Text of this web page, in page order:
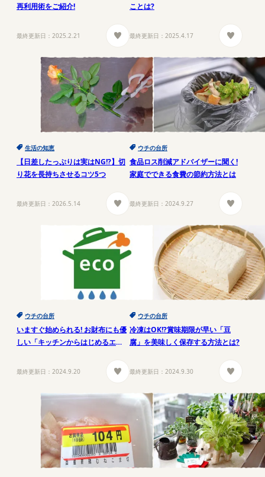
再利用術をご紹介!
最終更新日： 2025.2.21
ことは?
最終更新日： 2025.4.17
生活の知恵
【日差したっぷりは実はNG!?】切
り花を長持ちさせるコツ5つ
最終更新日： 2026.5.14
ウチの台所
食品ロス削減アドバイザーに聞く!
家庭でできる食費の節約方法とは
最終更新日： 2024.9.27
ウチの台所
いますぐ始められる! お財布にも優
しい「キッチンからはじめるエ
最終更新日： 2024.9.20
ウチの台所
冷凍はOK!?賞味期限が早い「豆
腐」を美味しく保存する方法とは?
最終更新日： 2024.9.30